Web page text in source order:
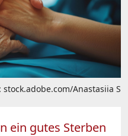
stock.adobe.com/Anastasiia S
ein gutes Sterben